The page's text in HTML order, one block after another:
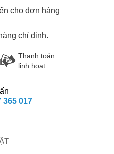
cho đơn hàng
chỉ định.
Thanh toán
linh hoạt
365 017